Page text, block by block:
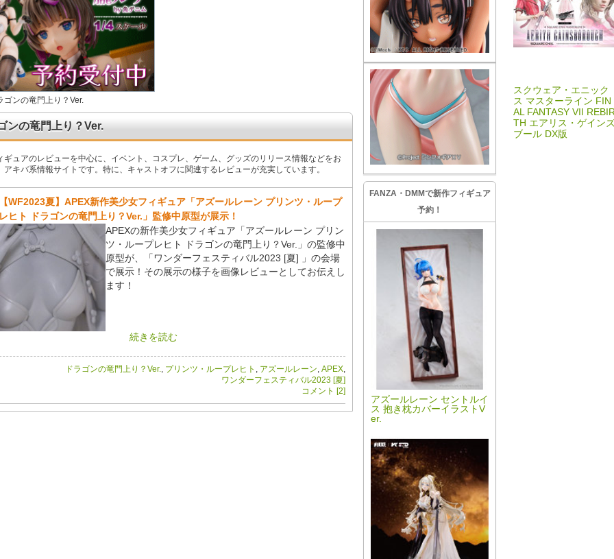
スクウェア・エニック
ス マスターライン FIN
AL FANTASY VII
TH エアリス・ゲイン
ブール DX版
ゴンの竜門上り？Ver.
ンの竜門上り？Ver.
ギュアのレビューを中心に、イベント、コスプレ、ゲーム、グッズのリリース情報などをお
アキバ系情報サイトです。特に、キャストオフに関連するレビューが充実しています。
WF2023夏】APEX新作美少女フィギュア「アズールレーン プリンツ・ループ
ヒト ドラゴンの竜門上り？Ver.」監修中原型が展示！
APEXの新作美少女フィギュア「アズールレーン プリン
ツ・ループレヒト ドラゴンの竜門上り？Ver.」の監修中
原型が、「ワンダーフェスティバル2023 [夏] 」の会場
で展示！その展示の様子を画像レビューとしてお伝えし
ます！
続きを読む
ドラゴンの竜門上り？Ver., プリンツ・ループレヒト , アズールレーン, APEX,
ワンダーフェスティバル2023 [夏]
コメント [2]
FANZA・DMMで新作フィギュア
予約！
アズールレーン セントルイ
ス 抱き枕カバーイラストV
er.